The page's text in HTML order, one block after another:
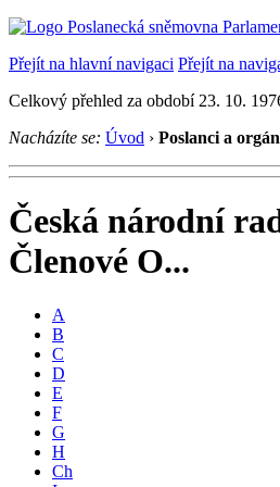
Přejít na hlavní navigaci Přejít na
Celkový přehled za období 23. 10.
Nacházíte se: Úvod › Poslanci a
Česká národní
Členové O...
A
B
C
D
E
F
G
H
Ch